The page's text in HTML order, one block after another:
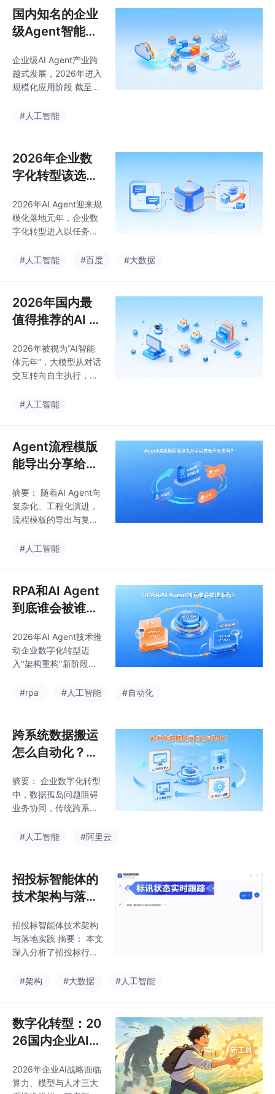
产品如n8n、Copilot St
udio等则专注于云端工
作流编排。核心差异体
控/API调用）、部署方
式（本地/云端）、适配
场景（个人/企业）等方
择轻量开源工具（如Op
国内知名的企业
级Agent智能体
26中国AI智能体
产业格局及落地
企业级AI Agent产业跨
越式发展，2026年进入
规模化应用阶段 截至20
I Agent市场规模突破8
心业务场景的自主任务
处理能力。传统自动化
方案受限于系统孤岛、
务需求，而新一代Agen
t通过意图驱动和逻辑闭
环实现突破。 主流厂商
RS大模型和非侵入式IS
#人工智能
2026年企业数
字化转型该选哪
对话范式到任务
实体的工程化选
2026年AI Agent迎来规
模化落地元年，企业数
字化转型进入以任务交
文深度剖析当前企业级
统兼容性、长链路任务
执行等方面的局限，对
比主流厂商方案在跨系
维度的优劣势。文章指
出，选型关键应从模型
参数转向实际任务成功
景"切入、人机协同等实
性。最后提出AI Agent
#人工智能 #百度 #大数据
2026年国内最
值得推荐的AI A
些？从桌面执行
到企业级协同的
2026年被视为“AI智能
体元年”，大模型从对话
交互转向自主执行，企
区。当前AI Agent聚焦
个人办公、开发者生态
和企业数据治理三大赛
道展现优势。核心技术
（ISSUT）和混合智能
体（MoA）协同，解决
传统Chatbot的API缺
执行难题。推荐工具包
业版（
#人工智能
Agent流程模版
能导出分享给其
度解析企业级AI
Agent资产复用
摘要： 随着AI Agent向
复杂化、工程化演进，
流程模板的导出与复用
破数据孤岛的关键。主
持私有化部署下的安全
导出，适配国产信创环
境； 开源框架（如Dif
件实现社区共享； 云平
台（如Coze）依赖生态
内链接分享，但跨平台
涵盖逻辑编排、知识库
兼容性、
#人工智能
RPA和AI Agent
到底谁会被谁取
26企业级自动化
范式重构与选型
2026年AI Agent技术推
动企业数字化转型迈
入"架构重构"新阶段，R
被具备自主决策能力的
流，配图2呈现AI Agent
的多模态交互界面，配
图3则体现企业系统与
场技术革命正重塑商业
流程和组织形态，使企
业运营从规则驱动转向
创新能力的双重跃升。
#rpa #人工智能 #自动化
跨系统数据搬运
怎么自动化？不
方案来了 | 企业
级AI Agent选型
摘要： 企业数字化转型
中，数据孤岛问题阻碍
业务协同，传统跨系统
出错。随着大模型和AI
的企业智能自动化方案
成为新路径。文章盘点
主流自动化方案：实在
不依赖API）、Midscen
e.js（视觉驱动，适用于
Web）、Ftrans（专业
析显示，实在Agent在
#人工智能 #阿里云
招投标智能体的
技术架构与落地
合到标书解析的
全链路拆解
招投标智能体技术架构
与落地实践 摘要： 本文
深入分析了招投标行业
术挑战：多源异构数据
度理解、多标段项目的
结构化关联以及团队协
同效率提升。针对这些
集层、认知解析层、治
理关联层和协同执行层
#架构 #大数据 #人工智能
数字化转型：20
26国内企业AI智
解决方案深度观
2026年企业AI战略面临
算力、模型与人才三大